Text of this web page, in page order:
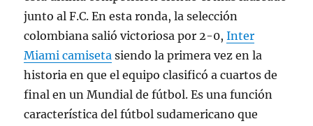
junto al F.C. En esta ronda, la selección
colombiana salió victoriosa por 2-0,Inter
Miami camiseta siendo la primera vez en la
historia en que el equipo clasificó a cuartos de
final en un Mundial de fútbol. Es una función
característica del fútbol sudamericano que